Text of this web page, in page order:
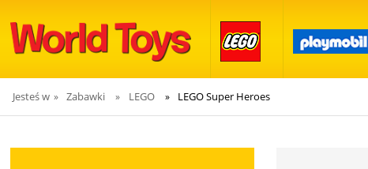
Jesteś w » Zabawki » LEGO » LEGO Super Heroes